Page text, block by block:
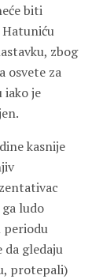
biti
Hatuniću
zbog
osvete za
iako je
kasnije
ludo
periodu
da gledaju
protepali)